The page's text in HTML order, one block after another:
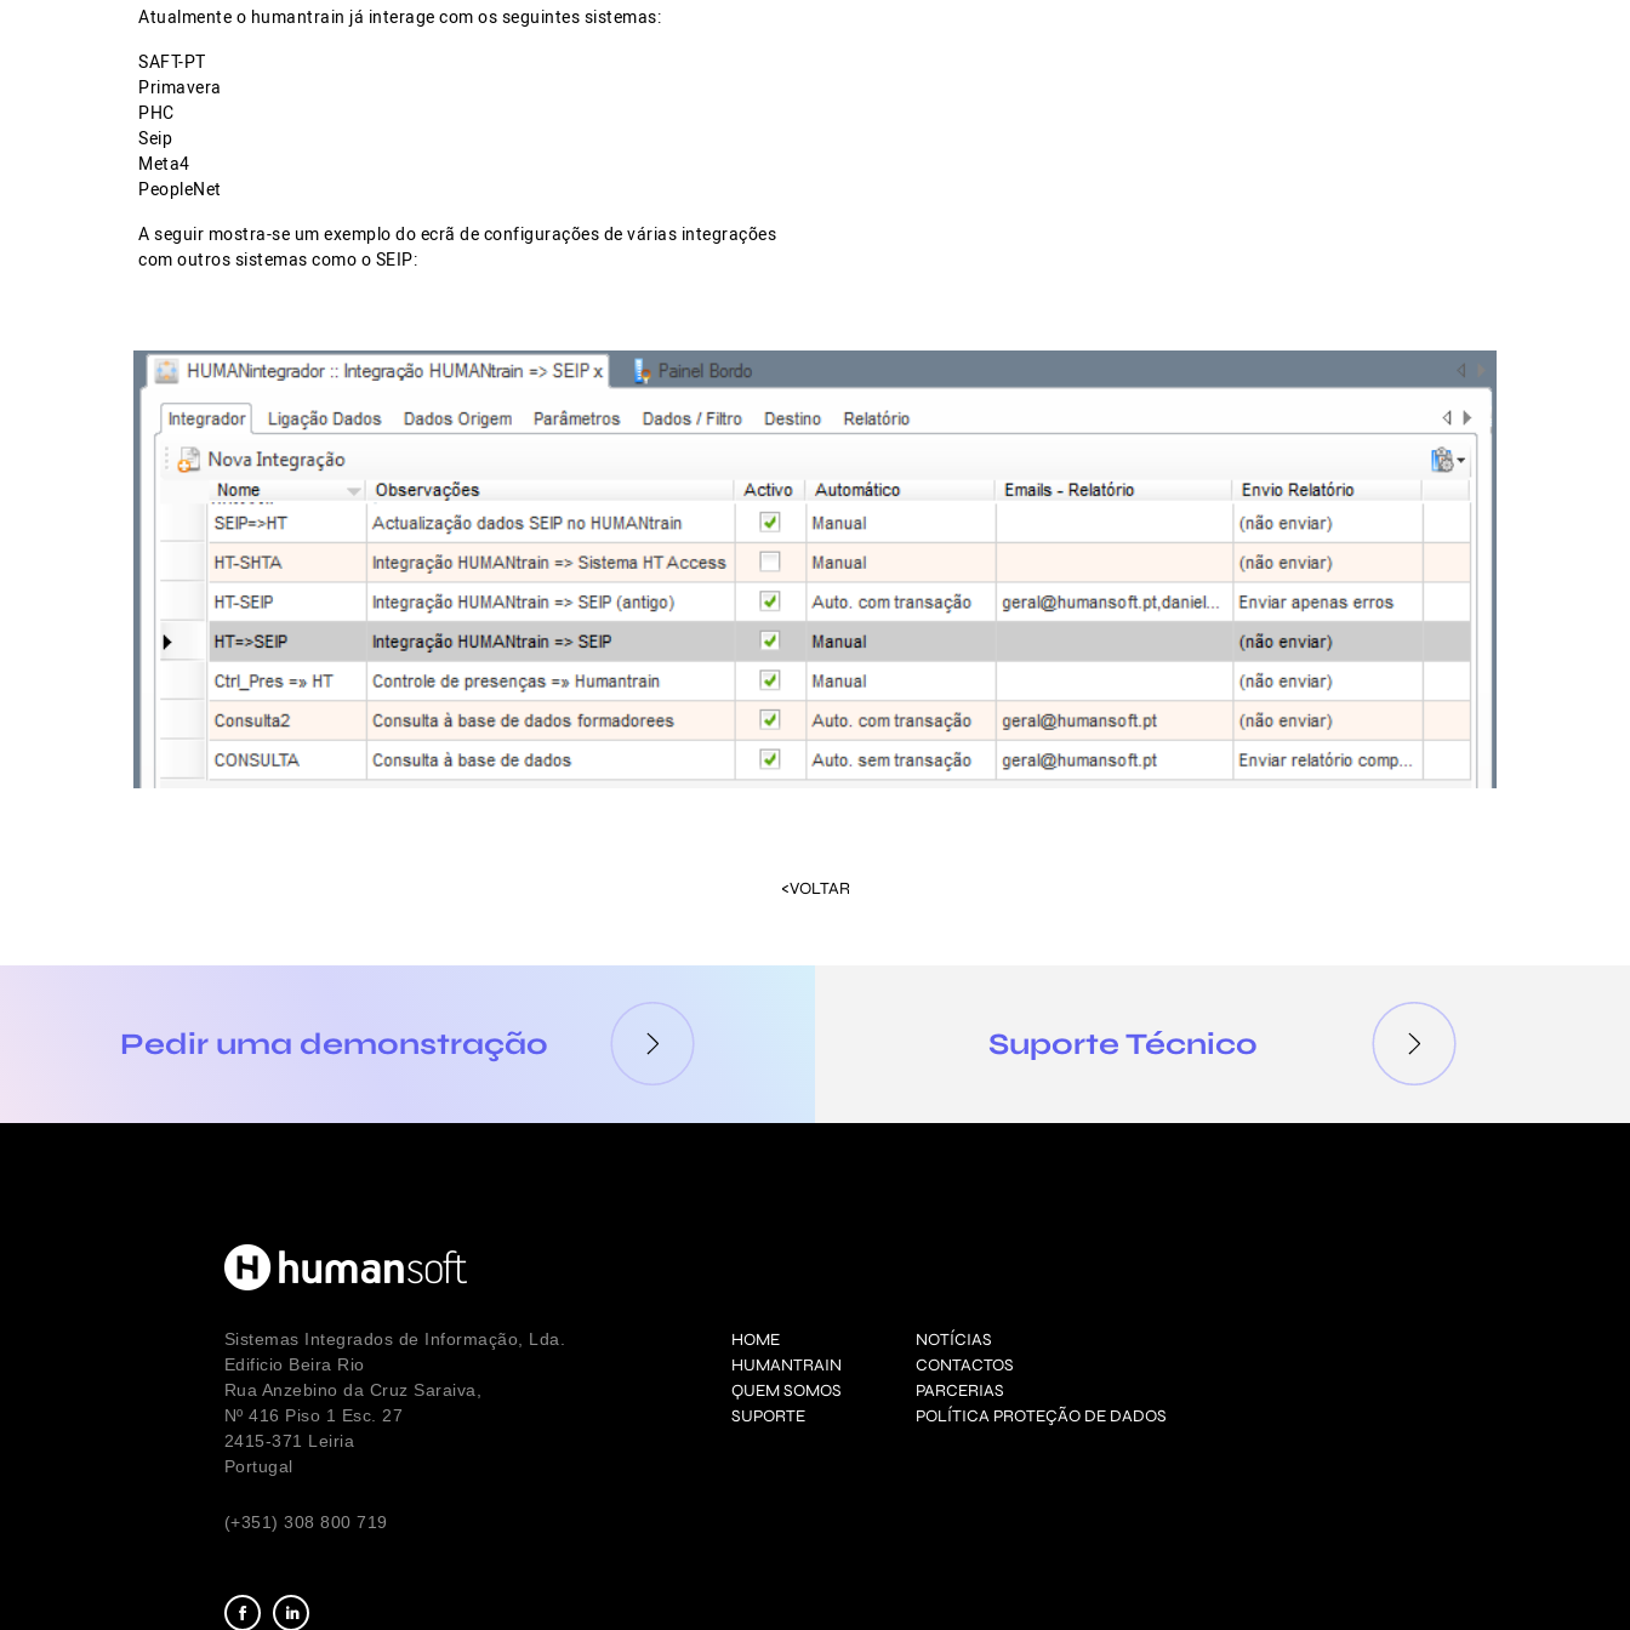
Atualmente o humantrain já interage com os seguintes sistemas:
SAFT-PT
Primavera
PHC
Seip
Meta4
PeopleNet
A seguir mostra-se um exemplo do ecrã de configurações de várias integrações
com outros sistemas como o SEIP:
<VOLTAR
Pedir uma demonstração Suporte Técnico
Sistemas Integrados de Informação, Lda.
Edificio Beira Rio
Rua Anzebino da Cruz Saraiva,
Nº 416 Piso 1 Esc. 27
2415-371 Leiria
Portugal
(+351) 308 800 719
HOME
HUMANTRAIN
QUEM SOMOS
SUPORTE
NOTÍCIAS
CONTACTOS
PARCERIAS
POLÍTICA PROTEÇÃO DE DADOS